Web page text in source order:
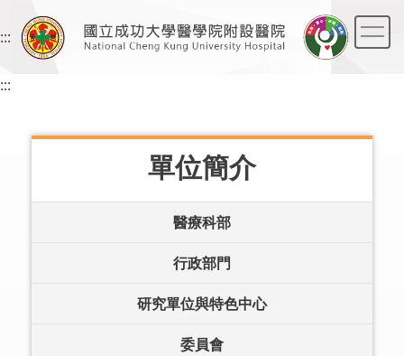
到
要
:::
:::
單位簡介
醫療科部
行政部門
研究單位與特色中心
委員會